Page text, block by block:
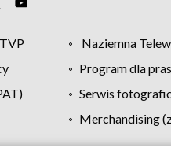
Naziemna
Program dla
Serwis
Merchandising